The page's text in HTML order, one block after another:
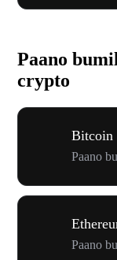
Paano
crypto
Bitcoin
Paano
Paano